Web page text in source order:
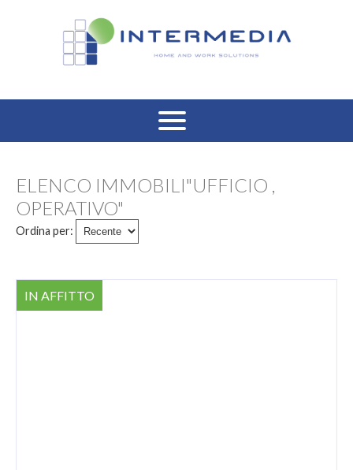
VENDITA RESIDENZIALE
AFFITTO RESIDENZIALE
VENDITA COMMERCIALE
AFFITTO COMMERCIALE
ELENCO IMMOBILI"UFFICIO ,
OPERATIVO"
Ordina per:
IN AFFITTO